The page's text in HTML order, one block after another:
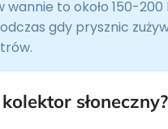
wannie to około 150-
gdy prysznic
słoneczny?